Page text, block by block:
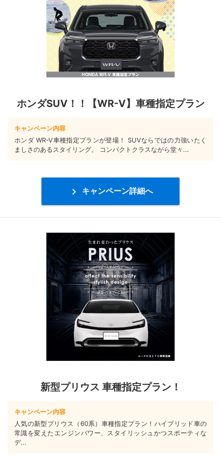
ホンダSUV！！【WR-V】車種指定プラン
キャンペーン内容
ホンダ WR-V車種指定プランが登場！ SUVならではの力強いたく
ましさのあるスタイリング。 コンパクトクラスながら堂々...
 キャンペーン詳細へ
新型プリウス 車種指定プラン！
キャンペーン内容
人気の新型プリウス（60系）車種指定プラン！ハイブリッド車の
常識を変えたエンジンパワー、スタイリッシュかつスポーティな
デ...